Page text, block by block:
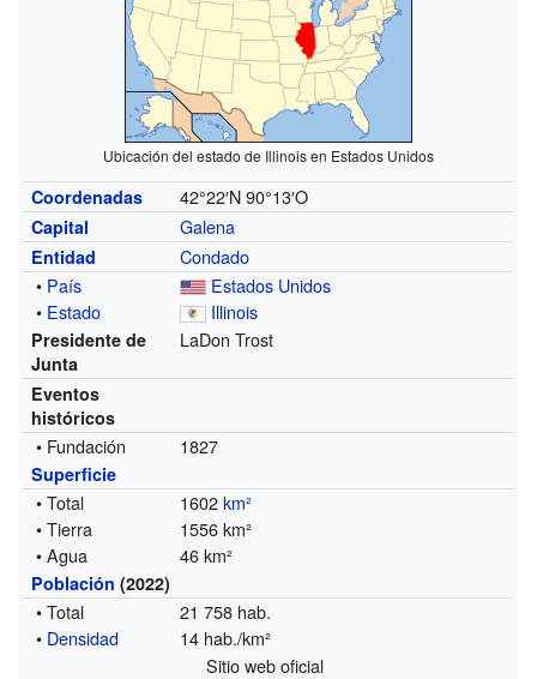
Ubicación del estado de Illinois en Estados Unidos
Coordenadas 42°22′N 90°13′O
Capital Galena
Entidad
Condado
• País
Estados Unidos
• Estado Illinois
Presidente de
Junta
LaDon Trost
Eventos
históricos
• Fundación 1827
Superficie
• Total 1602km²
• Tierra
1556 km²
• Agua
46 km²
Población (2022)
• Total
21 758 hab.
• Densidad
14 hab./km²
Sitio web oficial